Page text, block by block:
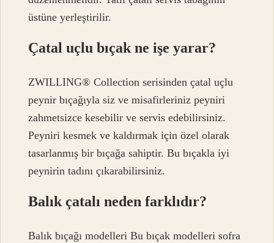
üstüne yerleştirilir.
Çatal uçlu bıçak ne işe yarar?
ZWILLING® Collection serisinden çatal uçlu
peynir bıçağıyla siz ve misafirleriniz peyniri
zahmetsizce kesebilir ve servis edebilirsiniz.
Peyniri kesmek ve kaldırmak için özel olarak
tasarlanmış bir bıçağa sahiptir. Bu bıçakla iyi
peynirin tadını çıkarabilirsiniz.
Balık çatalı neden farklıdır?
Balık bıçağı modelleri Bu bıçak modelleri sofra